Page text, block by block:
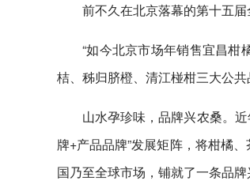
前不久在北京落幕的第十五
“如今北京市场年销售宜昌柑
桔、秭归脐橙、清江椪柑三大公
山水孕珍味，品牌兴农桑。
牌+产品品牌”发展矩阵，将柑橘
国乃至全球市场，铺就了一条品